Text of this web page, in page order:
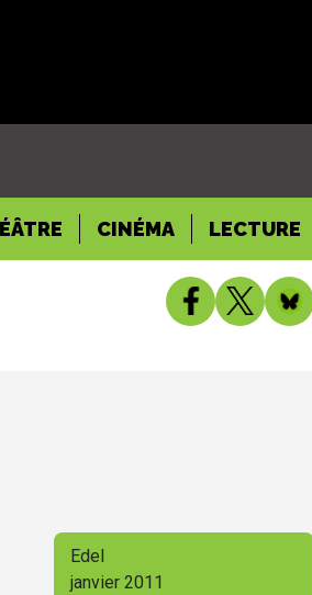
CINÉMA LECTURE
Edel
janvier 2011